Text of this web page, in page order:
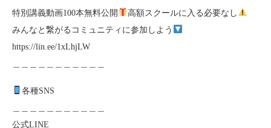
特別講義動画100本無料公開
高額スクールに入る必要なし
みんなと繋がるコミュニティに参加しよう
https://lin.ee/1xLhjLW
各種SNS
公式LINE